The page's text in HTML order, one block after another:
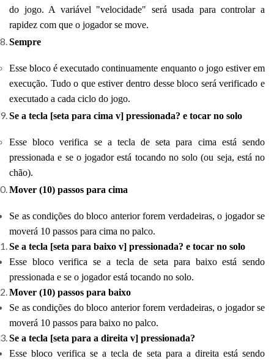
do jogo. A variável "velocidade" será usada para controlar a
rapidez com que o jogador se move.
Sempre
Esse bloco é executado continuamente enquanto o jogo estiver em
execução. Tudo o que estiver dentro desse bloco será verificado e
executado a cada ciclo do jogo.
Se a tecla [seta para cima v] pressionada? e tocar no solo
Esse bloco verifica se a tecla de seta para cima está sendo
pressionada e se o jogador está tocando no solo (ou seja, está no
chão).
Mover (10) passos para cima
Se as condições do bloco anterior forem verdadeiras, o jogador se
moverá 10 passos para cima no palco.
Se a tecla [seta para baixo v] pressionada? e tocar no solo
Esse bloco verifica se a tecla de seta para baixo está sendo
pressionada e se o jogador está tocando no solo.
Mover (10) passos para baixo
Se as condições do bloco anterior forem verdadeiras, o jogador se
moverá 10 passos para baixo no palco.
Se a tecla [seta para a direita v] pressionada?
Esse bloco verifica se a tecla de seta para a direita está sendo